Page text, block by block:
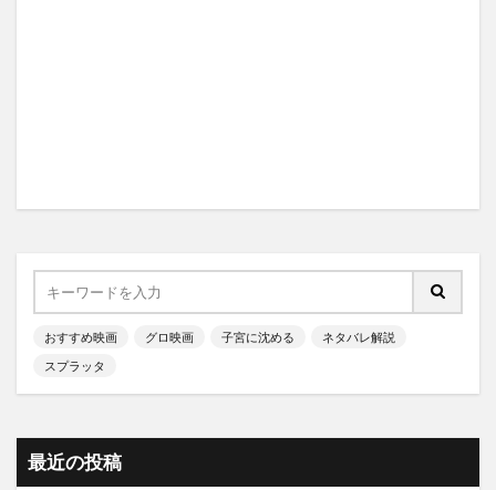
おすすめ映画 グロ映画 子宮に沈める
ネタバレ解説
スプラッタ
最近の投稿